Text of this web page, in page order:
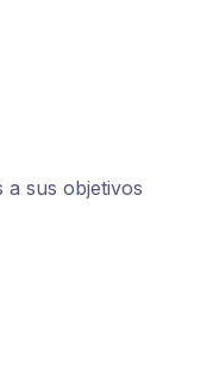
a sus objetivos